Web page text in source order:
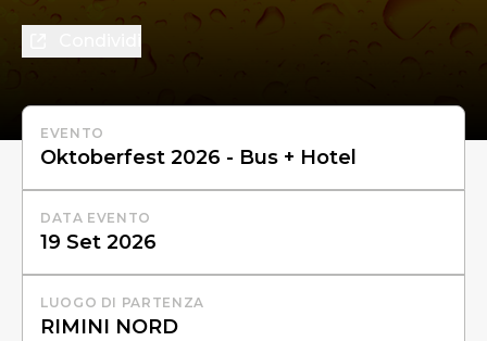
EVENTO
DATA EVENTO
LUOGO DI PARTENZA